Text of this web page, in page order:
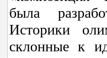
была
Историки
склонные к